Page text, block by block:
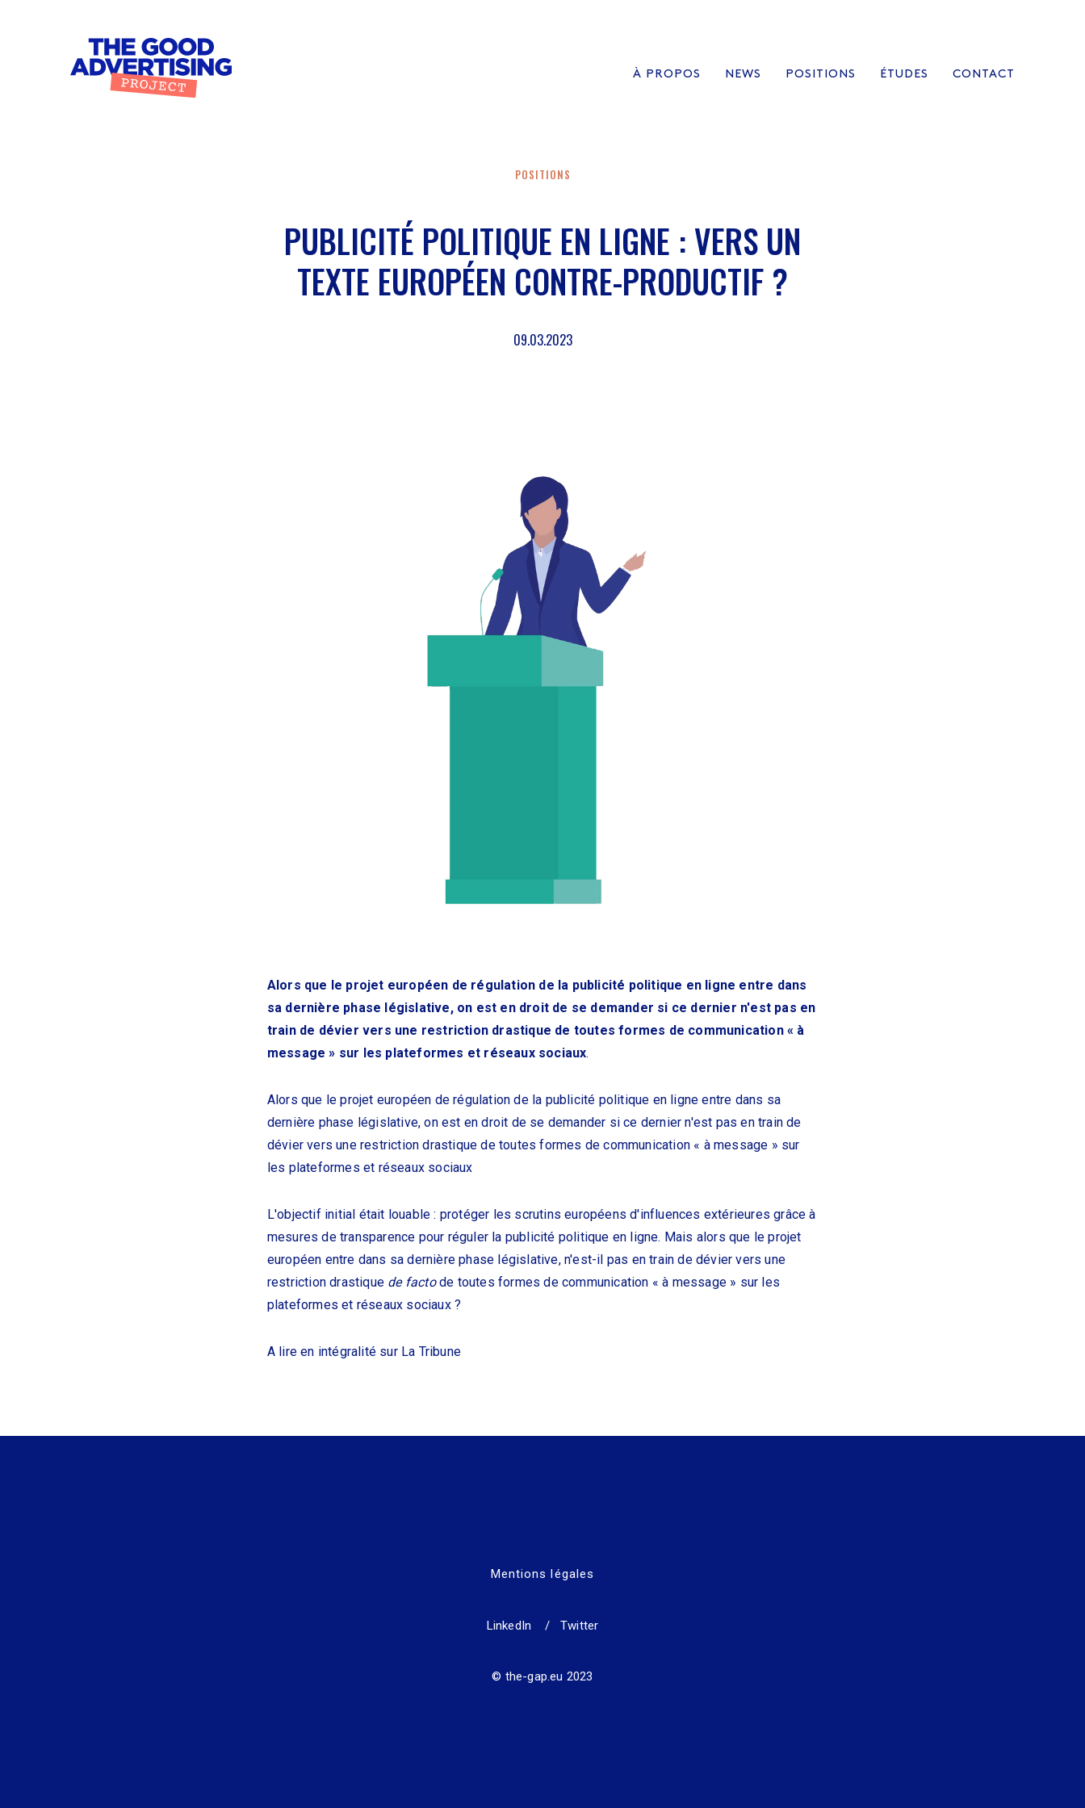
À PROPOS NEWS POSITIONS ÉTUDES CONTACT
POSITIONS
PUBLICITÉ POLITIQUE EN LIGNE : VERS UN
TEXTE EUROPÉEN CONTRE-PRODUCTIF ?
09.03.2023
Alors que le projet européen de régulation de la publicité politique en ligne entre dans
sa dernière phase législative, on est en droit de se demander si ce dernier n'est pas en
train de dévier vers une restriction drastique de toutes formes de communication « à
message » sur les plateformes et réseaux sociaux.
Alors que le projet européen de régulation de la publicité politique en ligne entre dans sa
dernière phase législative, on est en droit de se demander si ce dernier n'est pas en train de
dévier vers une restriction drastique de toutes formes de communication « à message » sur
les plateformes et réseaux sociaux
L'objectif initial était louable : protéger les scrutins européens d'influences extérieures grâce à
mesures de transparence pour réguler la publicité politique en ligne. Mais alors que le projet
européen entre dans sa dernière phase législative, n'est-il pas en train de dévier vers une
restriction drastique de factode toutes formes de communication « à message » sur les
plateformes et réseaux sociaux ?
A lire en intégralité sur La Tribune
Mentions légales
LinkedIn / Twitter
© the-gap.eu 2023